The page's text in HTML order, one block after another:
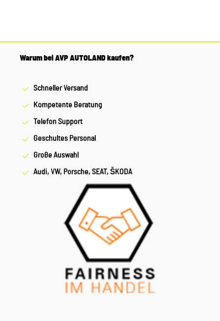
vorab, ob der gewünschte Artikel zum Fahrzeug
Warum bei AVP AUTOLAND kaufen?
Schneller Versand
Kompetente Beratung
Telefon Support
Geschultes Personal
Große Auswahl
Audi, VW, Porsche, SEAT, ŠKODA